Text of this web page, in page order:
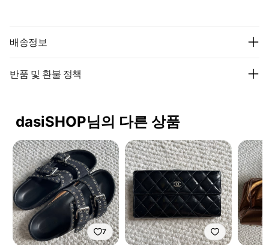
배송정보
반품 및 환불 정책
dasiSHOP님의 다른 상품
7